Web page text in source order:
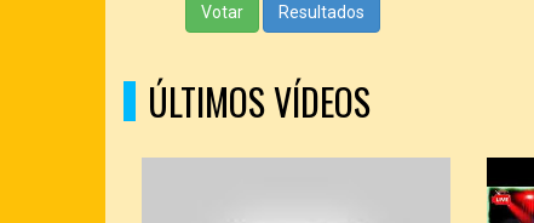
Votar Resultados
ÚLTIMOS VÍDEOS